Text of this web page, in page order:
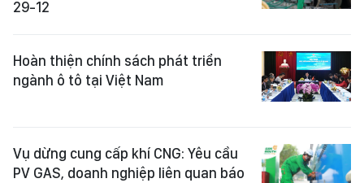
29-12
Hoàn thiện chính sách phát triển
ngành ô tô tại Việt Nam
Vụ dừng cung cấp khí CNG: Yêu cầu
PV GAS, doanh nghiệp liên quan báo